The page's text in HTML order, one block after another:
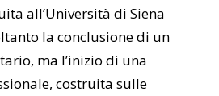
all’Università di Siena
la conclusione di un
ma l’inizio di una
costruita sulle